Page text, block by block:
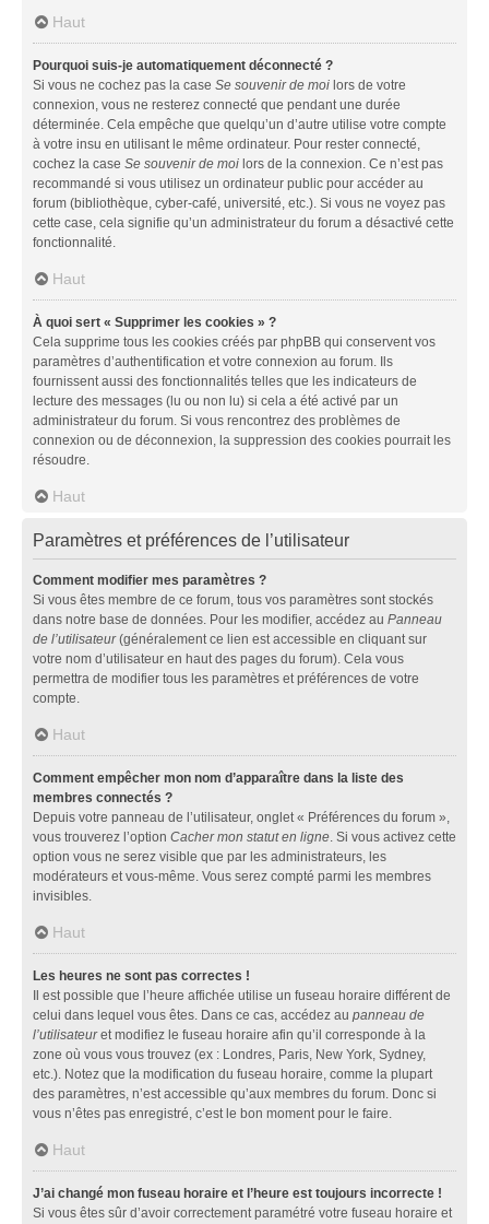
Haut
Pourquoi suis-je automatiquement déconnecté ?
Si vous ne cochez pas la case Se souvenir de moi lors de votre
connexion, vous ne resterez connecté que pendant une durée
déterminée. Cela empêche que quelqu’un d’autre utilise votre compte
à votre insu en utilisant le même ordinateur. Pour rester connecté,
cochez la case Se souvenir de moi lors de la connexion. Ce n’est pas
recommandé si vous utilisez un ordinateur public pour accéder au
forum (bibliothèque, cyber-café, université, etc.). Si vous ne voyez pas
cette case, cela signifie qu’un administrateur du forum a désactivé cette
fonctionnalité.
Haut
À quoi sert « Supprimer les cookies » ?
Cela supprime tous les cookies créés par phpBB qui conservent vos
paramètres d’authentification et votre connexion au forum. Ils
fournissent aussi des fonctionnalités telles que les indicateurs de
lecture des messages (lu ou non lu) si cela a été activé par un
administrateur du forum. Si vous rencontrez des problèmes de
connexion ou de déconnexion, la suppression des cookies pourrait les
résoudre.
Haut
Paramètres et préférences de l’utilisateur
Comment modifier mes paramètres ?
Si vous êtes membre de ce forum, tous vos paramètres sont stockés
dans notre base de données. Pour les modifier, accédez au Panneau
de l’utilisateur(généralement ce lien est accessible en cliquant sur
votre nom d’utilisateur en haut des pages du forum). Cela vous
permettra de modifier tous les paramètres et préférences de votre
compte.
Haut
Comment empêcher mon nom d’apparaître dans la liste des
membres connectés ?
Depuis votre panneau de l’utilisateur, onglet « Préférences du forum »,
vous trouverez l’option Cacher mon statut en ligne. Si vous activez cette
option vous ne serez visible que par les administrateurs, les
modérateurs et vous-même. Vous serez compté parmi les membres
invisibles.
Haut
Les heures ne sont pas correctes !
Il est possible que l’heure affichée utilise un fuseau horaire différent de
celui dans lequel vous êtes. Dans ce cas, accédez au panneau de
l’utilisateuret modifiez le fuseau horaire afin qu’il corresponde à la
zone où vous vous trouvez (ex : Londres, Paris, New York, Sydney,
etc.). Notez que la modification du fuseau horaire, comme la plupart
des paramètres, n’est accessible qu’aux membres du forum. Donc si
vous n’êtes pas enregistré, c’est le bon moment pour le faire.
Haut
J’ai changé mon fuseau horaire et l’heure est toujours incorrecte !
Si vous êtes sûr d’avoir correctement paramétré votre fuseau horaire et